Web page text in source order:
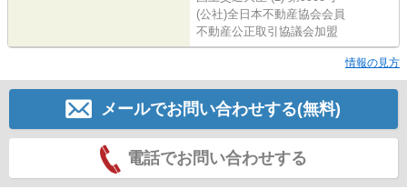
(公社)全日本不動産協会会員
不動産公正取引協議会加盟
情報の見方
メールでお問い合わせする(無料)
電話でお問い合わせする